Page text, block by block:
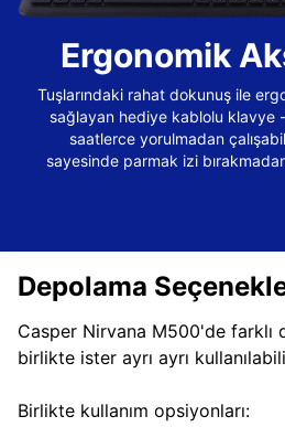
Ergonomik
Tuşlarındaki rahat dokunuş ile
sağlayan hediye kablolu klavye
saatlerce yorulmadan
sayesinde parmak izi
Depolama
Casper Nirvana M500'de farklı
birlikte ister ayrı ayrı
Birlikte kullanım opsiyonları: